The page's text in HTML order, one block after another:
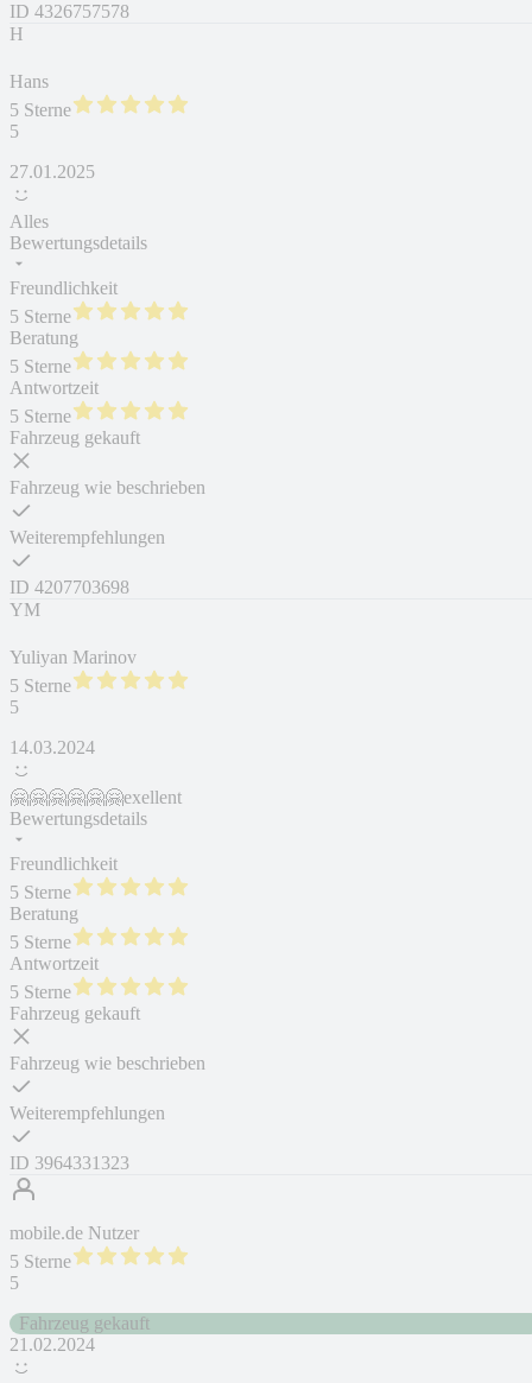
ID 4326757578
H
Hans
5 Sterne
5
27.01.2025
Alles
Bewertungsdetails
Freundlichkeit
5 Sterne
Beratung
5 Sterne
Antwortzeit
5 Sterne
Fahrzeug gekauft
Fahrzeug wie beschrieben
Weiterempfehlungen
ID 4207703698
YM
Yuliyan Marinov
5 Sterne
5
14.03.2024
🤗🤗🤗🤗🤗🤗exellent
Bewertungsdetails
Freundlichkeit
5 Sterne
Beratung
5 Sterne
Antwortzeit
5 Sterne
Fahrzeug gekauft
Fahrzeug wie beschrieben
Weiterempfehlungen
ID 3964331323
mobile.de Nutzer
5 Sterne
5
Fahrzeug gekauft
21.02.2024